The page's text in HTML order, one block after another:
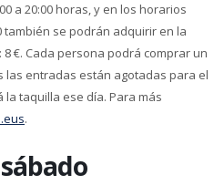
a 20:00 horas, y en los horarios
también se podrán adquirir en la
€. Cada persona podrá comprar un
las entradas están agotadas para el
taquilla ese día. Para más
.